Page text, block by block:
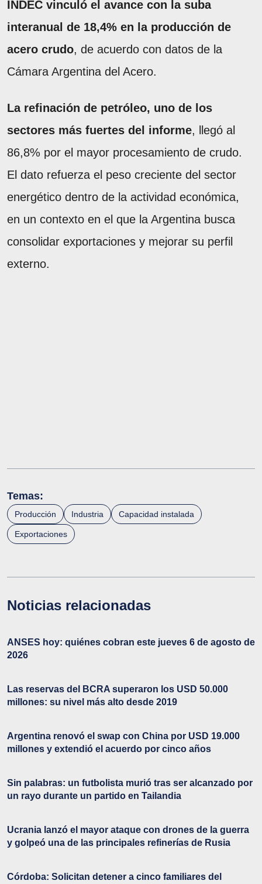
INDEC vinculó el avance con la suba
interanual de 18,4% en la producción de
acero crudo, de acuerdo con datos de la
Cámara Argentina del Acero.
La refinación de petróleo, uno de los
sectores más fuertes del informe, llegó al
86,8% por el mayor procesamiento de crudo.
El dato refuerza el peso creciente del sector
energético dentro de la actividad económica,
en un contexto en el que la Argentina busca
consolidar exportaciones y mejorar su perfil
externo.
Temas:
Producción Industria Capacidad instalada
Exportaciones
Noticias relacionadas
ANSES hoy: quiénes cobran este jueves 6 de agosto de
2026
Las reservas del BCRA superaron los USD 50.000
millones: su nivel más alto desde 2019
Argentina renovó el swap con China por USD 19.000
millones y extendió el acuerdo por cinco años
Sin palabras: un futbolista murió tras ser alcanzado por
un rayo durante un partido en Tailandia
Ucrania lanzó el mayor ataque con drones de la guerra
y golpeó una de las principales refinerías de Rusia
Córdoba: Solicitan detener a cinco familiares del